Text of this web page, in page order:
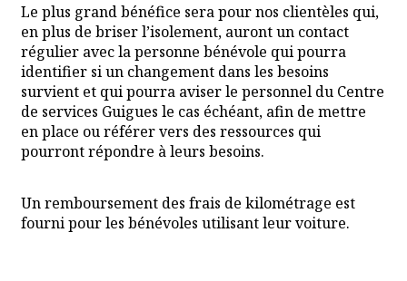
Le plus grand bénéfice sera pour nos clientèles qui,
en plus de briser l’isolement, auront un contact
régulier avec la personne bénévole qui pourra
identifier si un changement dans les besoins
survient et qui pourra aviser le personnel du Centre
de services Guigues le cas échéant, afin de mettre
en place ou référer vers des ressources qui
pourront répondre à leurs besoins.
Un remboursement des frais de kilométrage est
fourni pour les bénévoles utilisant leur voiture.